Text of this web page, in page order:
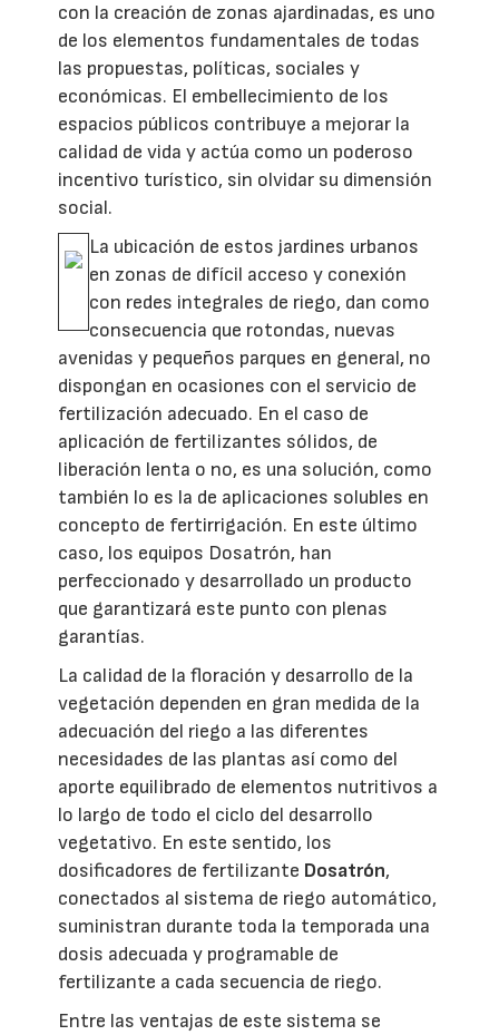
con la creación de zonas ajardinadas, es uno
de los elementos fundamentales de todas
las propuestas, políticas, sociales y
económicas. El embellecimiento de los
espacios públicos contribuye a mejorar la
calidad de vida y actúa como un poderoso
incentivo turístico, sin olvidar su dimensión
social.
La ubicación de estos jardines urbanos
en zonas de difícil acceso y conexión
con redes integrales de riego, dan como
consecuencia que rotondas, nuevas
avenidas y pequeños parques en general, no
dispongan en ocasiones con el servicio de
fertilización adecuado. En el caso de
aplicación de fertilizantes sólidos, de
liberación lenta o no, es una solución, como
también lo es la de aplicaciones solubles en
concepto de fertirrigación. En este último
caso, los equipos Dosatrón, han
perfeccionado y desarrollado un producto
que garantizará este punto con plenas
garantías.
La calidad de la floración y desarrollo de la
vegetación dependen en gran medida de la
adecuación del riego a las diferentes
necesidades de las plantas así como del
aporte equilibrado de elementos nutritivos a
lo largo de todo el ciclo del desarrollo
vegetativo. En este sentido, los
dosificadores de fertilizante Dosatrón,
conectados al sistema de riego automático,
suministran durante toda la temporada una
dosis adecuada y programable de
fertilizante a cada secuencia de riego.
Entre las ventajas de este sistema se